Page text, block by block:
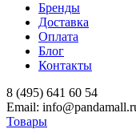
Бренды
Доставка
Оплата
Блог
Контакты
8 (495) 641 60 54
Email:
Товары